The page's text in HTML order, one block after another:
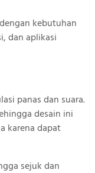
kebutuhan
dan aplikasi
panas dan suara.
desain ini
karena dapat
sejuk dan